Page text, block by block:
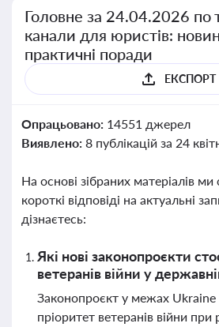
Головне за 24.04.2026 по
канали для юристів:
практичні поради
ЕКСПОРТ
Опрацьовано: 14551 джерел
Виявлено: 8 публікацій за 24
На основі зібраних матеріалів
короткі відповіді на актуальні
дізнаєтесь:
Які нові законопроєкти
ветеранів війни у
Законопроєкт у межах
пріоритет ветеранів війни при